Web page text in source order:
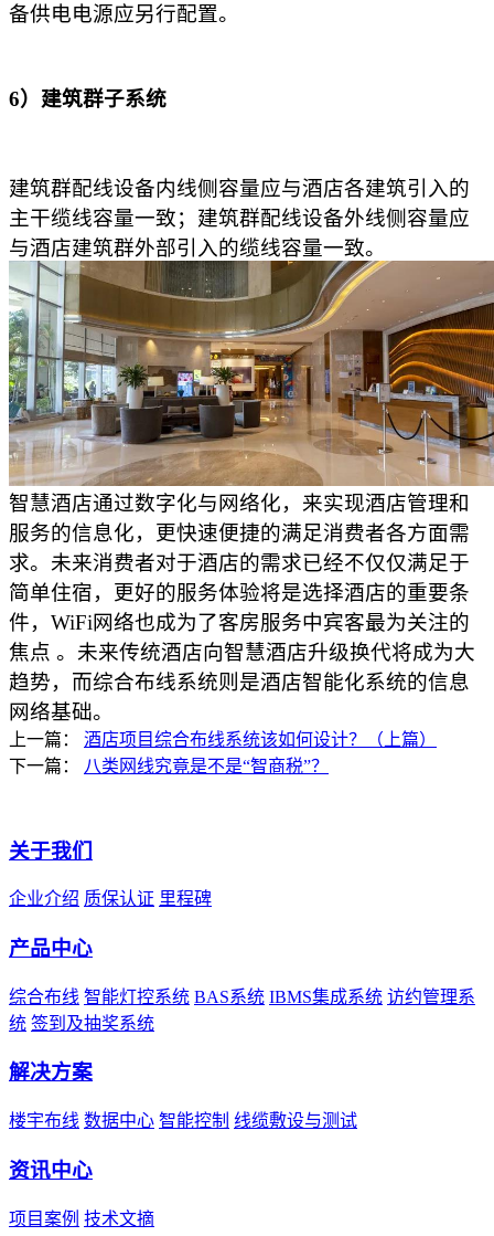
备供电电源应另行配置。
6）建筑群子系统
建筑群配线设备内线侧容量应与酒店各建筑引入的
主干缆线容量一致；建筑群配线设备外线侧容量应
与酒店建筑群外部引入的缆线容量一致。
智慧酒店通过数字化与网络化，来实现酒店管理和
服务的信息化，更快速便捷的满足消费者各方面需
求。未来消费者对于酒店的需求已经不仅仅满足于
简单住宿，更好的服务体验将是选择酒店的重要条
件，WiFi网络也成为了客房服务中宾客最为关注的
焦点 。未来传统酒店向智慧酒店升级换代将成为大
趋势，而综合布线系统则是酒店智能化系统的信息
网络基础。
上一篇： 酒店项目综合布线系统该如何设计？（上篇）
下一篇：
八类网线究竟是不是“智商税”？
关于我们
企业介绍 质保认证 里程碑
产品中心
综合布线 智能灯控系统 BAS系统 IBMS集成系统 访约管理系
统 签到及抽奖系统
解决方案
楼宇布线 数据中心 智能控制 线缆敷设与测试
资讯中心
项目案例 技术文摘